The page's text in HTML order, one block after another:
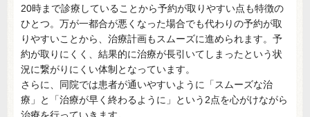
20時まで診療していることから予約が取りやすい点も特徴の
ひとつ。万が一都合が悪くなった場合でも代わりの予約が取
りやすいことから、治療計画もスムーズに進められます。予
約が取りにくく、結果的に治療が長引いてしまったという状
況に繋がりにくい体制となっています。
さらに、同院では患者が通いやすいように「スムーズな治
療」と「治療が早く終わるように」という2点を心がけながら